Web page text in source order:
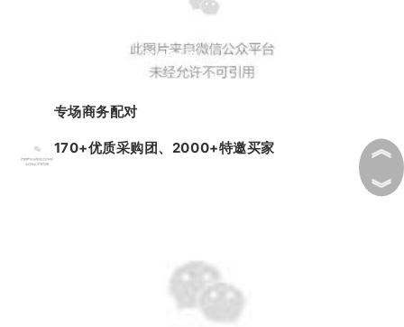
高效对接
专场商务配对
170+优质采购团、2000+特邀买家
︽
︾